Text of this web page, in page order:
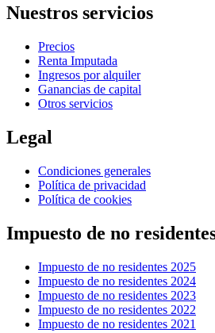
Nuestros servicios
Precios
Renta Imputada
Ingresos por alquiler
Ganancias de capital
Otros servicios
Legal
Condiciones generales
Política de privacidad
Política de cookies
Impuesto de no
Impuesto de no residentes 2025
Impuesto de no residentes 2024
Impuesto de no residentes 2023
Impuesto de no residentes 2022
Impuesto de no residentes 2021